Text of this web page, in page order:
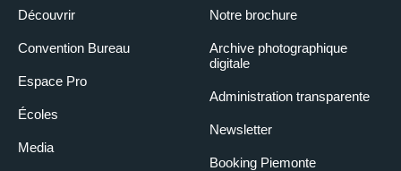
Découvrir
Convention Bureau
Espace Pro
Écoles
Media
Notre brochure
Archive photographique
digitale
Administration transparente
Newsletter
Booking Piemonte